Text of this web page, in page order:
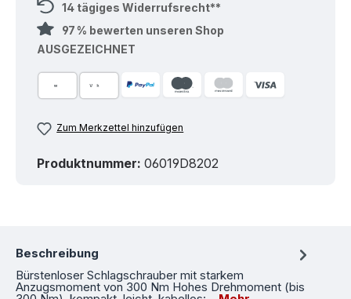
14 tägiges Widerrufsrecht**
97 % bewerten unseren Shop
AUSGEZEICHNET
Zum Merkzettel hinzufügen
Produktnummer: 06019D8202
Beschreibung
Bürstenloser Schlagschrauber mit starkem
Anzugsmoment von 300 Nm Hohes Drehmoment (bis